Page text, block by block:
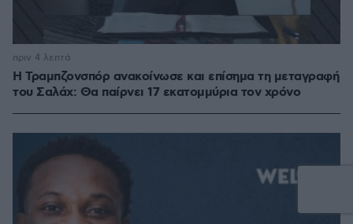
Η Τραμπζονσπόρ ανακοίνωσε και επίσημα τη μεταγραφή
του Σαλάχ: Θα παίρνει 17 εκατομμύρια τον χρόνο
πριν 4 λεπτά